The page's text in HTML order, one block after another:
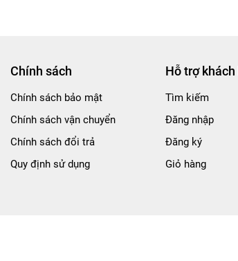
Chính sách
Chính sách bảo mật
Chính sách vận chuyển
Chính sách đổi trả
Quy định sử dụng
Hỗ trợ
Tìm kiếm
Đăng nhập
Đăng ký
Giỏ hàng